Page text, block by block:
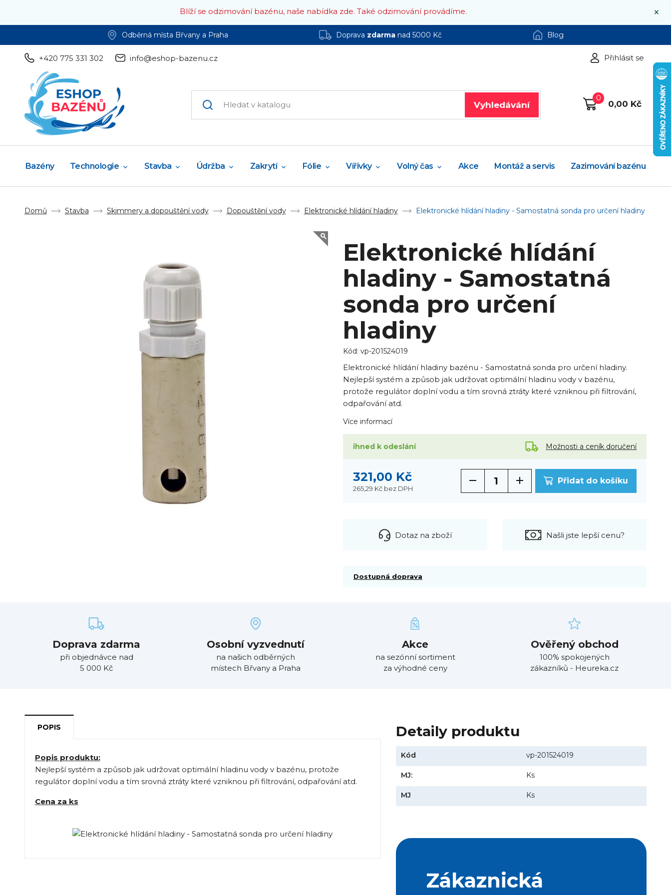
×
Blíží se odzimování bazénu, naše nabídka zde. Také odzimování provádíme.
Odběrná místa Břvany a Praha Doprava zdarmanad 5000 Kč Blog
+420 775 331 302 info@eshop-bazenu.cz Přihlásit se
Vyhledávání
0
0,00 Kč
Bazény Technologie Stavba Údržba Zakrytí Fólie Vířivky Volný čas Akce Montáž a servis Zazimování bazénu
Domů Stavba Skimmery a dopouštění vody Dopouštění vody Elektronické hlídání hladiny Elektronické hlídání hladiny - Samostatná sonda pro určení hladiny
Elektronické hlídání
hladiny - Samostatná
sonda pro určení
hladiny
Kód: vp-201524019
Elektronické hlídání hladiny bazénu - Samostatná sonda pro určení hladiny.
Nejlepší systém a způsob jak udržovat optimální hladinu vody v bazénu,
protože regulátor doplní vodu a tím srovná ztráty které vzniknou při filtrování,
odpařování atd.
Více informací
ihned k odeslání Možnosti a ceník doručení
321,00 Kč
265,29 Kč bez DPH
Přidat do košíku
Dotaz na zboží Našli jste lepší cenu?
Dostupná doprava
Doprava zdarma
při objednávce nad
5 000 Kč
Osobní vyzvednutí
na našich odběrných
místech Břvany a Praha
Akce
na sezónní sortiment
za výhodné ceny
Ověřený obchod
100% spokojených
zákazníků - Heureka.cz
POPIS
Popis produktu:
Nejlepší systém a způsob jak udržovat optimální hladinu vody v bazénu, protože
regulátor doplní vodu a tím srovná ztráty které vzniknou při filtrování, odpařování atd.
Cena za ks
Detaily produktu
Kód vp-201524019
MJ: Ks
MJ Ks
Zákaznická